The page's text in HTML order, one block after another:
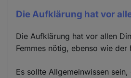
Die Aufklärung hat vor
Die Aufklärung hat vor allen
Femmes nötig, ebenso wie der
Es sollte Allgemeinwissen